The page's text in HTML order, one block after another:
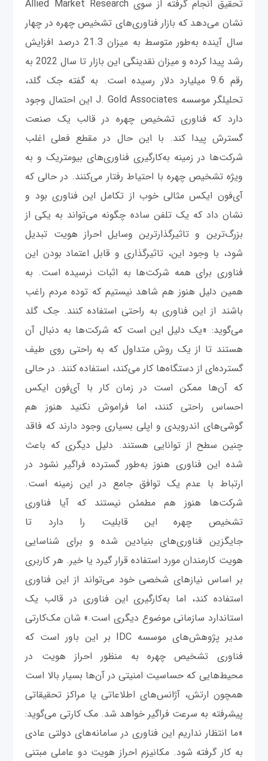
تحقیق انجام گرفته از سوی Allied Market Research
نشان می‌دهد که بازار فناوری‌های تشخیص چهره در چهار
سال آینده به‌طور متوسط به میزان 21.3 درصد افزایش
رشد پیدا کرده و میزان نقدینگی این بازار تا سال 2022 به
رقم 9.6 میلیارد دلار رسیده است. به گفته جک گلد،
تحلیلگر موسسه J. Gold Associates این احتمال وجود
دارد که فناوری تشخیص چهره در قالب یک صنعت
گسترش پیدا کند. با این حال در مقطع فعلی اغلب
شرکت‌ها در زمینه به‌کارگیری فناوری‌های بیومتریک و به
ویژه تشخیص چهره با احتیاط رفتار می‌کنند. در حالی که
آی‌فون ایکس مثالی خوب از تکامل این فناوری بود و
نشان داد که یک تلفن ساده چگونه می‌تواند به یکی از
بزرگ‌ترین و تاثیرگذارترین وسایل احراز هویت تبدیل
شود، با وجود این، تاثیرگذاری و قابل اعتماد بودن این
فناوری برای همه شرکت‌ها به اثبات نرسیده است. به
همین دلیل هنوز هم شاهد نیستیم که توده مردم راغب
باشند از این فناوری به راحتی استفاده کنند. جک گلد
می‌گوید: «یک دلیل این است که شرکت‌ها به دنبال آن
هستند تا از یک روش متداول که به راحتی روی طیف
گسترده‌ای از دستگاه‌ها کار می‌کند، استفاده کنند. در حالی
که آن‌ها ممکن است در زمان کار با آی‌فون ایکس
احساس راحتی کنند، اما فراموش نکنید هنوز هم
گوشی‌های اندرویدی و اپلی بسیاری وجود دارند که فاقد
چنین سطح از توانایی هستند. دلیل دیگری که باعث
شده این فناوری هنوز به‌طور گسترده فراگیر نشود در
ارتباط با عدم یک توافق جامع در این زمینه است.
شرکت‌ها هنوز هم مطمئن نیستند که آیا فناوری
تشخیص چهره این قابلیت را دارد تا
جایگزین فناوری‌های بنیادین شده و برای شناسایی
هویت کارمندان مورد استفاده قرار گیرد یا خیر. هر کاربری
بر اساس نیازهای شخصی خود می‌تواند از این فناوری
استفاده کند، اما به‌کارگیری این فناوری در قالب یک
استاندارد سازمانی موضوع دیگری است.» شان مک‌کارتی
مدیر پژوهش‌های موسسه IDC بر این باور است که
فناوری تشخیص چهره به منظور احراز هویت در
محیط‌هایی که حساسیت امنیتی در آن‌ها بسیار بالا است
همچون ارتش، آژانس‌های اطلاعاتی یا مراکز تحقیقاتی
پیشرفته به سرعت فراگیر خواهد شد. مک کارتی می‌گوید:
«ما انتظار نداریم این فناوری در سامانه‌های دولتی عادی
به کار گرفته شود. مکانیزم احراز هویت دو عاملی مبتنی